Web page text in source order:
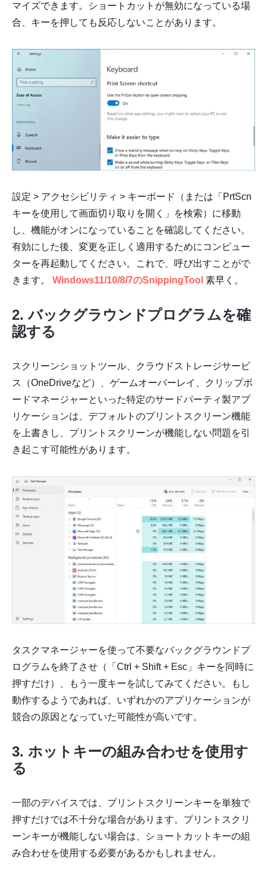
マイズできます。ショートカットが無効になっている場
合、キーを押しても反応しないことがあります。
設定 > アクセシビリティ > キーボード（または「PrtScn
キーを使用して画面切り取りを開く」を検索）に移動
し、機能がオンになっていることを確認してください。
有効にした後、変更を正しく適用するためにコンピュー
ターを再起動してください。これで、呼び出すことがで
きます。 Windows11/10/8/7のSnippingTool 素早く。
2. バックグラウンドプログラムを確
認する
スクリーンショットツール、クラウドストレージサービ
ス（OneDriveなど）、ゲームオーバーレイ、クリップボ
ードマネージャーといった特定のサードパーティ製アプ
リケーションは、デフォルトのプリントスクリーン機能
を上書きし、プリントスクリーンが機能しない問題を引
き起こす可能性があります。
タスクマネージャーを使って不要なバックグラウンドプ
ログラムを終了させ（「Ctrl + Shift + Esc」キーを同時に
押すだけ）、もう一度キーを試してみてください。もし
動作するようであれば、いずれかのアプリケーションが
競合の原因となっていた可能性が高いです。
3. ホットキーの組み合わせを使用す
る
一部のデバイスでは、プリントスクリーンキーを単独で
押すだけでは不十分な場合があります。プリントスクリ
ーンキーが機能しない場合は、ショートカットキーの組
み合わせを使用する必要があるかもしれません。